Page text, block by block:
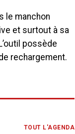
le manchon
et surtout à sa
possède
rechargement.
TOUT L'AGENDA